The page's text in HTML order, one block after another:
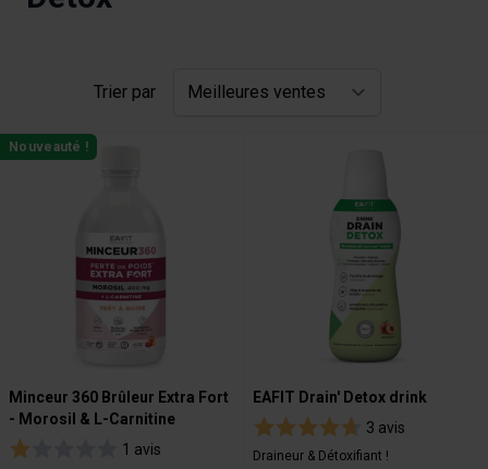
Trier par
Nouveauté !
Minceur 360 Brûleur Extra Fort
- Morosil & L-Carnitine
1 avis
EAFIT Drain' Detox drink
3 avis
Draineur & Détoxifiant !